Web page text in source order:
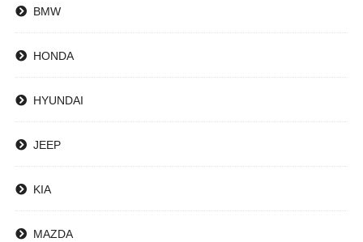
BMW
HONDA
HYUNDAI
JEEP
KIA
MAZDA